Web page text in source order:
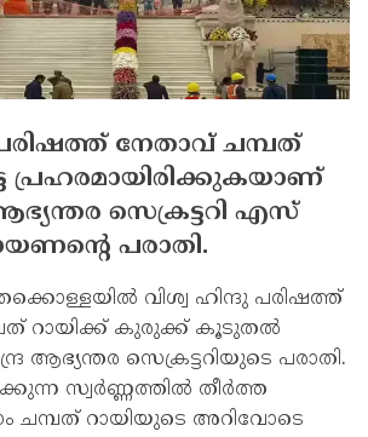
നേതാവ് ചമ്പത്
പ്രഹരമായിരിക്കുകയാണ്
സെക്രട്ടറി എസ്
പരാതി.
വിശ്വ ഹിന്ദു പരിഷത്ത്
റായിക്ക് കുരുക്ക് കൂടുതല്‍
ആഭ്യന്തര സെക്രട്ടറിയുടെ പരാതി.
സ്വര്‍ണ്ണത്തില്‍ തീര്‍ത്ത
ചമ്പത് റായിയുടെ അറിവോടെ